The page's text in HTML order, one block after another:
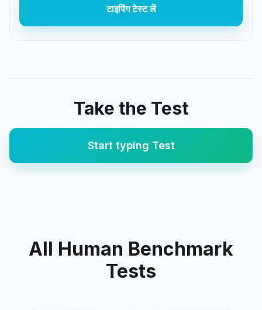
टाइपिंग टेस्ट लें
Take the Test
Start typing Test
All Human Benchmark
Tests